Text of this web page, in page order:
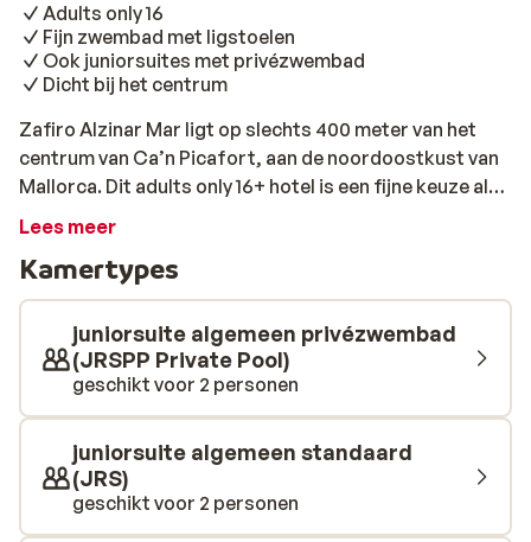
Adults only 16
Fijn zwembad met ligstoelen
Ook juniorsuites met privézwembad
Dicht bij het centrum
Zafiro Alzinar Mar ligt op slechts 400 meter van het
centrum van Ca’n Picafort, aan de noordoostkust van
Mallorca. Dit adults only 16+ hotel is een fijne keuze als
je op zoek bent naar rust, comfort en net dat beetje
restaurants en een supermarkt liggen op loopafstand.
Het zwembad, de fijne faciliteiten en de ruime opzet
zorgen voor een ontspannen sfeer. Het hotel is licht en
verzorgd ingericht, met comfortabele suites en een
fijn zwembad. Hier staan ligbedden voor je klaar om in
alle rust te relaxen. Bestel een lekker drankje in de
poolbar en geniet van je welverdiende vakantie. Kies je
voor een juniorsuite met een privézwembad dan geniet
je van extra comfort. Je verblijf is standaard inclusief
een heerlijk ontbijt, en wie extra gemak zoekt, kiest
Lees meer
Kamertypes
juniorsuite algemeen privézwembad
(JRSPP Private Pool)
geschikt voor 2 personen
juniorsuite algemeen standaard
(JRS)
geschikt voor 2 personen